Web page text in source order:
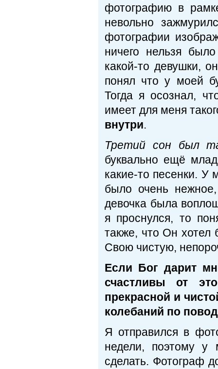
фотографию в
невольно
фотографии
ничего нельзя
какой-то девушки,
понял что у моей
Тогда я осознал,
имеет для меня
внутри.
Третий сон был
буквально ещё
какие-то песенки.
было очень
девочка была
я проснулся, то
также, что Он хотел
Свою чистую,
Если Бог дарит
счастливы от
прекрасной и
колебаний по
Я отправился в
недели, поэтому у
сделать. Фотограф